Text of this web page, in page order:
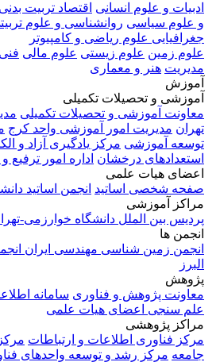
ادبیات و علوم انسانی اقتصاد تربیت
و علوم سیاسی روانشناسی و علوم
جغرافیایی علوم ریاضی و کامپیوتر
علوم زمین علوم زیستی علوم مالی
مدیریت هنر و معماری
آموزش
آموزشی و تحصیلات تکمیلی
معاونت آموزشی و تحصیلات تکمیلی
تهران مدیریت امور آموزشی واحد کرج
توسعه آموزشی مرکز یادگیری آزاد و
استعدادهای درخشان اداره امور ترفیع
اعضای هیات علمی
صفحه شخصی اساتید انجمن اساتید
مراکز آموزشی
پردیس بین الملل دانشگاه خوارزمی-
انجمن ها
انجمن زمین شناسی مهندسی ایران
البرز
پژوهش
معاونت پژوهش و فناوری سامانه
علم سنجی اعضای هیات علمی
مراکز پژوهشی
مرکز فناوری اطلاعات و ارتباطات
جامعه مرکز رشد و توسعه واحدهای